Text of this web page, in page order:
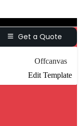
Get a Quote
Offcanvas
Edit Template